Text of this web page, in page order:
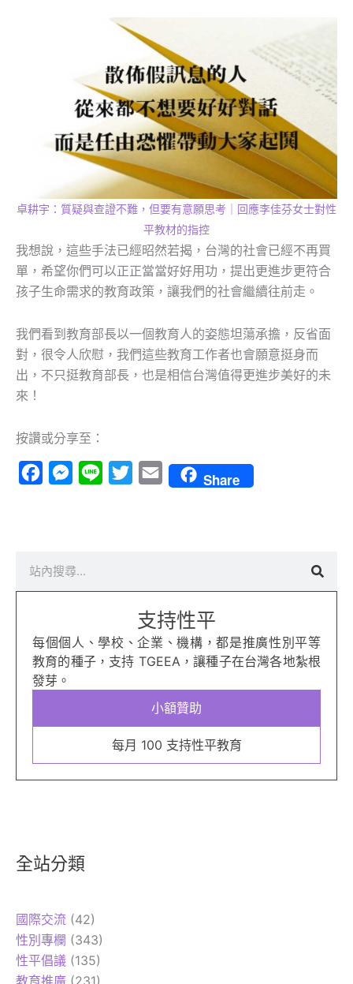
卓耕宇：質疑與查證不難，但要有意願思考｜回應李佳芬女士對性
平教材的指控
我想說，這些手法已經昭然若揭，台灣的社會已經不再買
單，希望你們可以正正當當好好用功，提出更進步更符合
孩子生命需求的教育政策，讓我們的社會繼續往前走。
我們看到教育部長以一個教育人的姿態坦蕩承擔，反省面
對，很令人欣慰，我們這些教育工作者也會願意挺身而
出，不只挺教育部長，也是相信台灣值得更進步美好的未
來！
按讚或分享至：
FacebookMessenger
Line TwitterEmail Share
支持性平
每個個人、學校、企業、機構，都是推廣性別平等
教育的種子，支持 TGEEA，讓種子在台灣各地紮根
發芽。
小額贊助
每月 100 支持性平教育
全站分類
國際交流 (42)
性別專欄 (343)
性平倡議 (135)
教育推廣 (231)